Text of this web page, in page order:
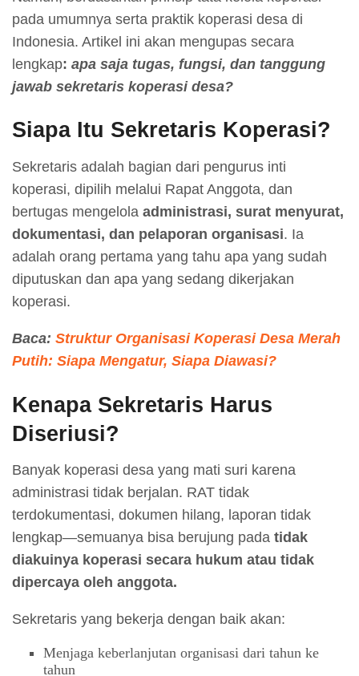
pada umumnya serta praktik koperasi desa di
Indonesia. Artikel ini akan mengupas secara
lengkap: apa saja tugas, fungsi, dan tanggung
jawab sekretaris koperasi desa?
Siapa Itu Sekretaris Koperasi?
Sekretaris adalah bagian dari pengurus inti
koperasi, dipilih melalui Rapat Anggota, dan
bertugas mengelola administrasi, surat menyurat,
dokumentasi, dan pelaporan organisasi. Ia
adalah orang pertama yang tahu apa yang sudah
diputuskan dan apa yang sedang dikerjakan
koperasi.
Baca: Struktur Organisasi Koperasi Desa Merah
Putih: Siapa Mengatur, Siapa Diawasi?
Kenapa Sekretaris Harus
Diseriusi?
Banyak koperasi desa yang mati suri karena
administrasi tidak berjalan. RAT tidak
terdokumentasi, dokumen hilang, laporan tidak
lengkap—semuanya bisa berujung pada tidak
diakuinya koperasi secara hukum atau tidak
dipercaya oleh anggota.
Sekretaris yang bekerja dengan baik akan:
Menjaga keberlanjutan organisasi dari tahun ke
tahun